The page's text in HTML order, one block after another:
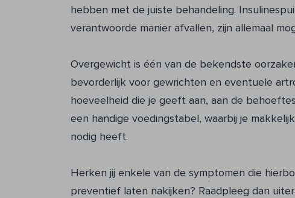
hebben met de juiste behandeling.
verantwoorde manier afvallen, zijn allemaal
Overgewicht is één van de bekendste
bevorderlijk voor gewrichten en eventuele
hoeveelheid die je geeft aan, aan de
een handige voedingstabel, waarbij je
nodig heeft.
Herken jij enkele van de symptomen die
preventief laten nakijken? Raadpleeg dan